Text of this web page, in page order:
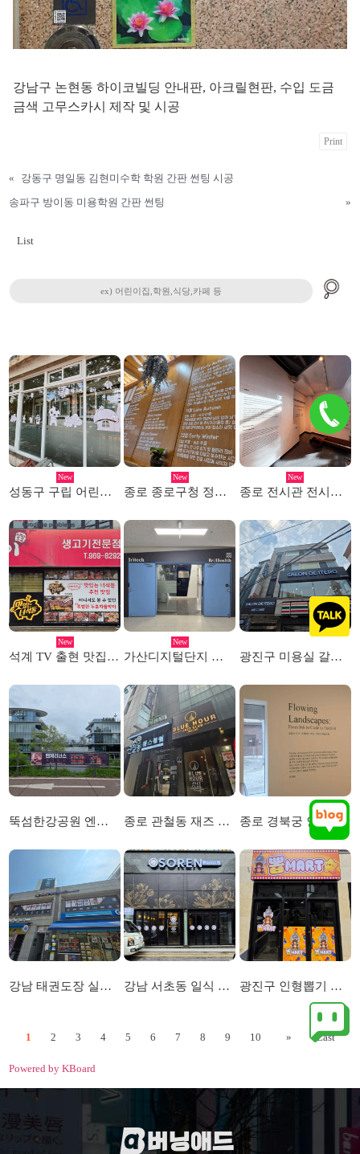
강남구 논현동 하이코빌딩 안내판, 아크릴현판, 수입 도금
금색 고무스카시 제작 및 시공
Print
«
강동구 명일동 김현미수학 학원 간판 썬팅 시공
송파구 방이동 미용학원 간판 썬팅
»
List
New
성동구 구립 어린이집 선팅시공
New
종로 종로구청 정원사의집 시트레터링 시공
New
종로 전시관 전시회 레터링 투명실사 작업
New
석계 TV 출현 맛집 고깃집 메뉴판 및 선팅시공
New
가산디지털단지 실내 스카시 간판 광진구 미용실 갈바채널 및 돌출간판 시공
뚝섬한강공원 엔제리너스 및 르엘캐슬 현수막시공 종로 관철동 재즈 클럽 외부 간판 및 내부 아크릴 간판 시공 종로 경북궁 인근 전시회 레터링 시트 시공
강남 태권도장 실내 사인물 및 외부 선팅 간판 시 강남 서초동 일식 레스토랑 채널 간판 및 시트선팅 광진구 인형뽑기 무인 매장 간판 및 선팅시공
1 2 3 4 5 6 7 8 9 10 » Last
Powered by KBoard